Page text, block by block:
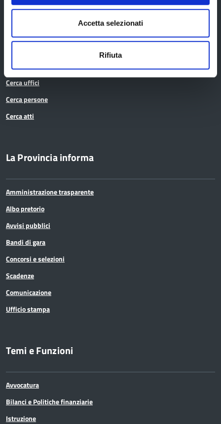
Accetta selezionati
Rifiuta
Archivio e Biblioteca
Ufficio Associato del Contenzioso tributario e della consulenza fiscale
Servizi agli Enti pubblici del territorio
Cerca uffici
Cerca persone
Cerca atti
La Provincia informa
Amministrazione trasparente
Albo pretorio
Avvisi pubblici
Bandi di gara
Concorsi e selezioni
Scadenze
Comunicazione
Ufficio stampa
Temi e Funzioni
Avvocatura
Bilanci e Politiche finanziarie
Istruzione